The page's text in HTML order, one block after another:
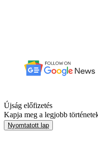
Újság előfizetés
Kapja meg a legjobb
Nyomtatott lap